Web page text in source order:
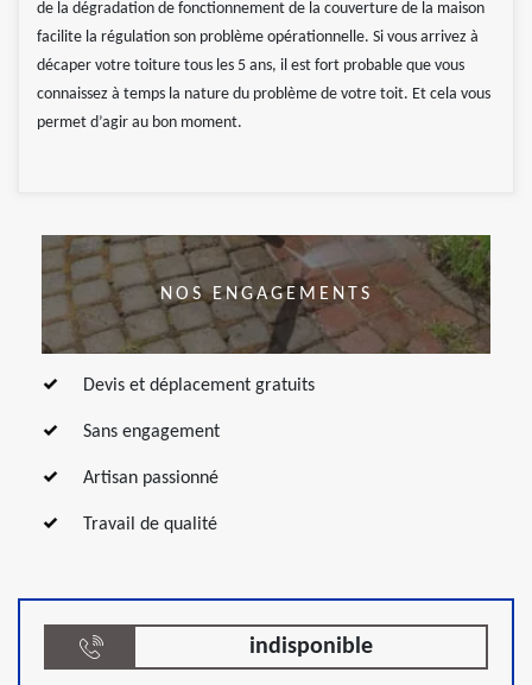
de la dégradation de fonctionnement de la couverture de la maison
facilite la régulation son problème opérationnelle. Si vous arrivez à
décaper votre toiture tous les 5 ans, il est fort probable que vous
connaissez à temps la nature du problème de votre toit. Et cela vous
permet d’agir au bon moment.
NOS ENGAGEMENTS
Devis et déplacement gratuits
Sans engagement
Artisan passionné
Travail de qualité
indisponible